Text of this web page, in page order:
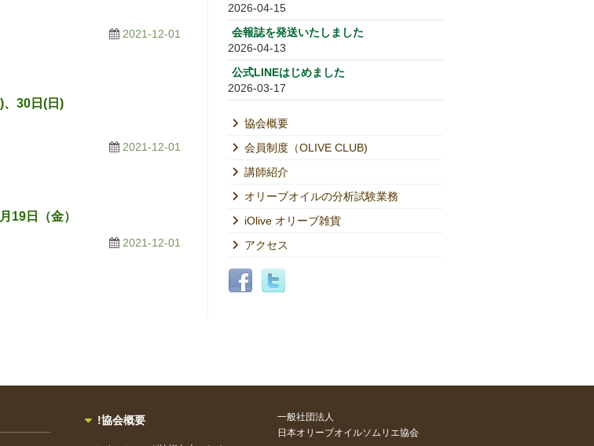
2021-12-01
)、30日(日)
2021-12-01
19日（金）
2021-12-01
2026-04-15
会報誌を発送いたしました
2026-04-13
公式LINEはじめました
2026-03-17
協会概要
会員制度（OLIVE CLUB)
講師紹介
オリーブオイルの分析試験業務
iOlive オリーブ雑貨
アクセス
!協会概要
一般社団法人
日本オリーブオイルソムリエ協会